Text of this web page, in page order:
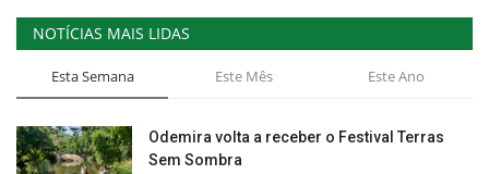
NOTÍCIAS MAIS LIDAS
Esta Semana Este Mês Este Ano
Odemira volta a receber o Festival Terras
Sem Sombra